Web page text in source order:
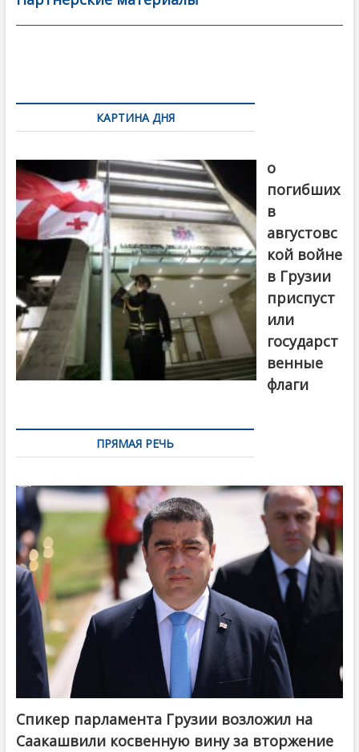
o
в
по
записямКАРТИНА ДНЯ
о
погибших
в
августовс
кой войне
в Грузии
приспуст
или
государст
венные
флаги
ПРЯМАЯ РЕЧЬ
Спикер парламента Грузии возложил на
Саакашвили косвенную вину за вторжение